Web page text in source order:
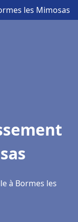
les Mimosas
à Bormes les